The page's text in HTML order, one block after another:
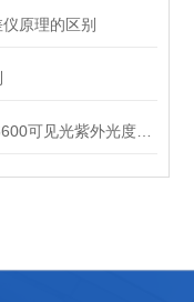
原理的区别